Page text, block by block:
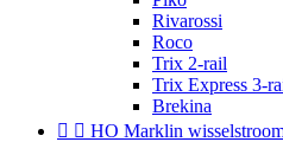
Rivarossi
Roco
Trix 2-rail
Trix Express 3-
Brekina
  HO Marklin